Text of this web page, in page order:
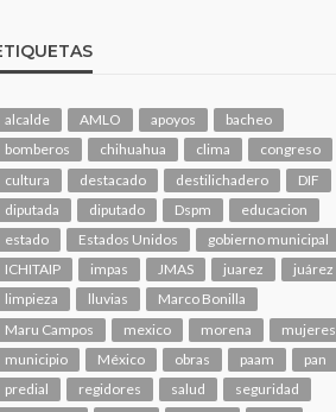
alcalde AMLO apoyos
bacheo
bomberos
chihuahua clima
congreso
cultura
destacado destilichadero
DIF
diputada
diputado Dspm
educacion
estado
Estados Unidos
gobierno municipal
ICHITAIP
impas JMAS juarez
juárez
limpieza
lluvias
Marco Bonilla
Maru Campos
mexico morena
mujeres
municipio
México obras paam
pan
predial
regidores salud
seguridad